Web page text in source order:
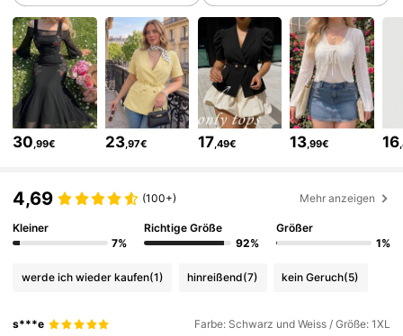
4,77 694K Follower
4,77 694K Follower
694K Follower
694K Follower
30 ,99€ 23 ,97€ 17 ,49€ 13 ,99€ 16
4,69 (100+) Mehr anzeigen
Kleiner
7%
Richtige Größe
92%
Größer
1%
werde ich wieder kaufen(1) hinreißend(7) kein Geruch(5)
s***e Farbe: Schwarz und Weiss / Größe: 1XL